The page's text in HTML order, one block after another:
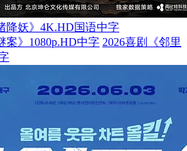
降妖》4K.HD国语中字
2026喜剧《邻里